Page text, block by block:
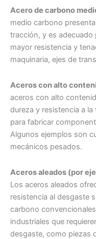
Acero de carbono
medio carbono
tracción, y es adecuado
mayor resistencia y
maquinaria, ejes de
Aceros con alto
aceros con alto
dureza y resistencia a
para fabricar
Algunos ejemplos son
mecánicos pesados.
Aceros aleados (por
Los aceros aleados
resistencia al desgaste
carbono
industriales que
desgaste, como piezas